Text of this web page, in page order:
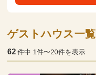
ゲストハウス一覧
62件中 1件〜20件を表示